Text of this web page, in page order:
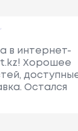
в интернет-
Хорошее
Остался